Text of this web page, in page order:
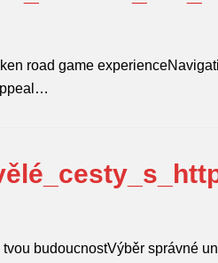
road game
budoucnostVýběr správné